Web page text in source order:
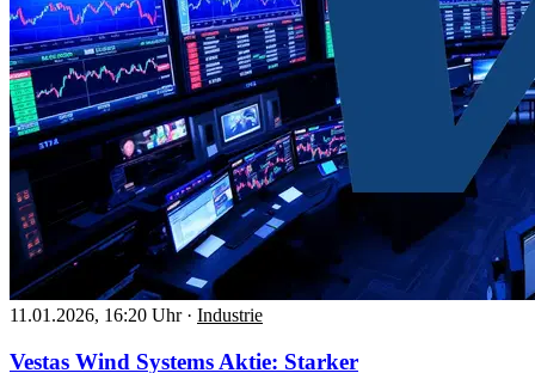
11.01.2026, 16:20 Uhr · Industrie
Vestas Wind Systems Aktie: Starker